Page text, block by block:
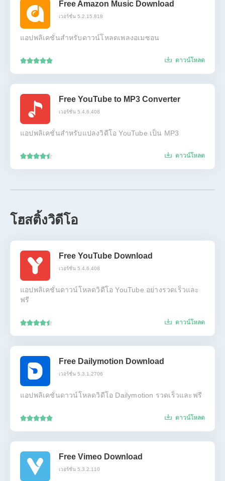
Free Amazon Music Download
เวอร์ชั่น 5.2.15.818
แอปพลิเคชั่นสำหรับดาวน์โหลดเพลงอเมซอน
ดาวน์โหลด
Free YouTube to MP3 Converter
เวอร์ชั่น 5.4.6.408
แอปพลิเคชั่นสำหรับแปลงวิดีโอ YouTube เป็น MP3
ดาวน์โหลด
โฮสติ้งวิดีโอ
Free YouTube Download
เวอร์ชั่น 5.4.6.408
แอปพลิเคชั่นดาวน์โหลดวิดีโอ YouTube อย่างรวดเร็วและ
ฟรี
ดาวน์โหลด
Free Dailymotion Download
เวอร์ชั่น 5.3.1.2706
แอปพลิเคชั่นดาวน์โหลดวิดีโอ Dailymotion รวดเร็วและฟรี
ดาวน์โหลด
Free Vimeo Download
เวอร์ชั่น 5.3.2.110